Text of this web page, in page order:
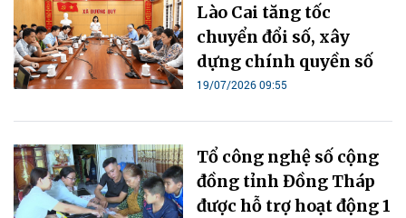
Lào Cai tăng tốc
chuyển đổi số, xây
dựng chính quyền số
19/07/2026 09:55
Tổ công nghệ số cộng
đồng tỉnh Đồng Tháp
được hỗ trợ hoạt động 1